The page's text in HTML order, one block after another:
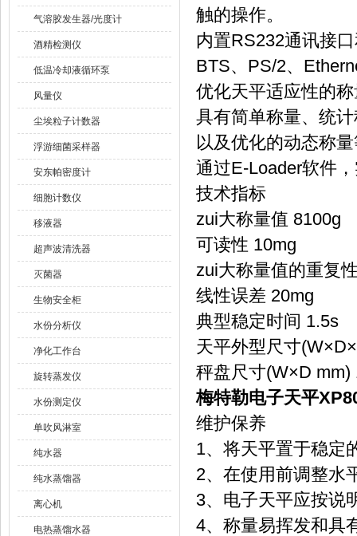
气溶胶发生器/光度计
酒精检测仪
低温冷却液循环泵
风量仪
尘埃粒子计数器
浮游细菌采样器
安东帕密度计
细胞计数仪
移液器
超声波清洗器
灭菌器
生物安全柜
水份分析仪
净化工作台
旋转蒸发仪
水份测定仪
单吹风淋室
纯水器
纯水蒸馏器
离心机
电热蒸馏水器
触的操作。
内置RS232通讯接
BTS、PS/2、
优化天平适应性的
具有简单称量、统
以及优化的动态称
通过E-Loader软件
技术指标
zui大称量值 8100g
可读性 10mg
zui大称量值的重复
线性误差 20mg
典型稳定时间 1.5s
天平外型尺寸
秤盘尺寸(W×D
梅特勒电子天平
维护保养
1、将天平置于稳定
2、在使用前调整水
3、电子天平应按说
4、称量易挥发和具